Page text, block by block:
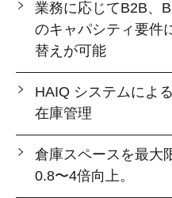
業務に応じてB2B、
のキャパシティ要件
替えが可能
HAIQ システムによ
在庫管理
倉庫スペースを最大
0.8〜4倍向上。